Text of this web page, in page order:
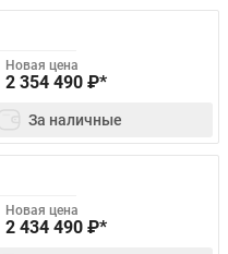
Новая цена
2 354 490 ₽*
За наличные
Новая цена
2 434 490 ₽*